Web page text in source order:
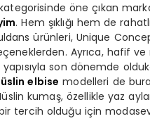
öne çıkan
. Hem şıklığı hem de
ürünleri, Unique
Ayrıca, hafif ve
son dönemde
elbise modelleri de
kumaş, özellikle yaz
tercih olduğu için